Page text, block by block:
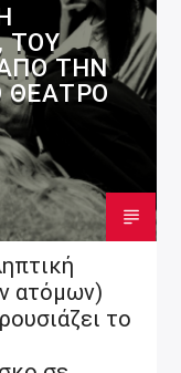
ΤΟΥ
ΑΠΌ ΤΗΝ
ατόμων)
το